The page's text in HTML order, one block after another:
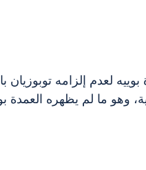
لعدم إلزامه
وهو ما لم يظهره العمدة